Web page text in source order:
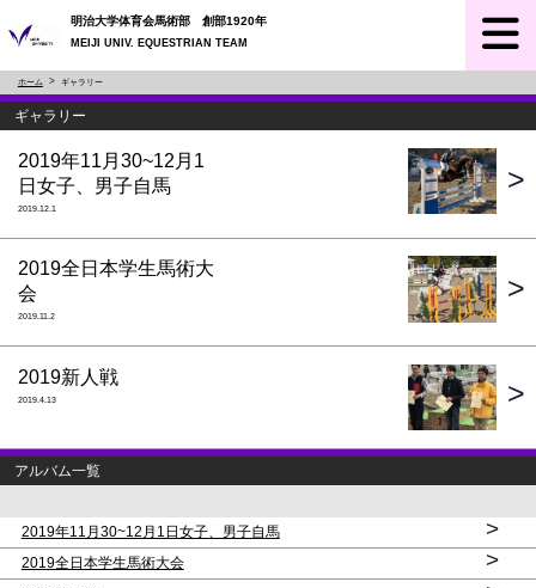
明治大学体育会馬術部 創部1920年
MEIJI UNIV. EQUESTRIAN TEAM
ホーム ギャラリー
ギャラリー
2019年11月30~12月1
日女子、男子自馬
2019.12.1
>
2019全日本学生馬術大
会
2019.11.2
>
2019新人戦
2019.4.13 >
アルバム一覧
2019年11月30~12月1日女子、男子自馬 >
2019全日本学生馬術大会 >